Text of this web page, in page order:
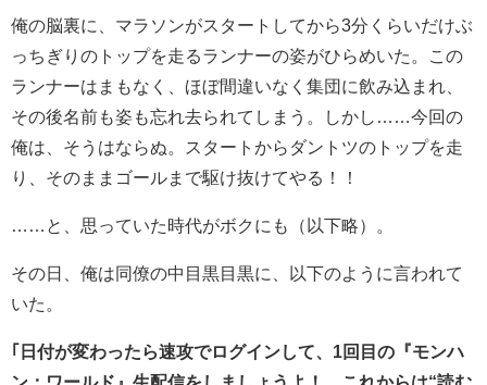
俺の脳裏に、マラソンがスタートしてから3分くらいだけぶ
っちぎりのトップを走るランナーの姿がひらめいた。この
ランナーはまもなく、ほぼ間違いなく集団に飲み込まれ、
その後名前も姿も忘れ去られてしまう。しかし……今回の
俺は、そうはならぬ。スタートからダントツのトップを走
り、そのままゴールまで駆け抜けてやる！！
……と、思っていた時代がボクにも（以下略）。
その日、俺は同僚の中目黒目黒に、以下のように言われて
いた。
｢日付が変わったら速攻でログインして、1回目の『モンハ
ン：ワールド』生配信をしましょうよ！ これからは“読む